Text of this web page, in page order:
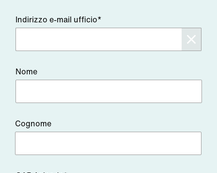
Indirizzo e-mail ufficio*
Nome
Cognome